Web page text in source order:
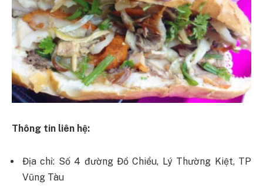
Thông tin liên hệ:
Địa chỉ: Số 4 đường Đồ Chiểu, Lý Thường Kiệt, TP
Vũng Tàu